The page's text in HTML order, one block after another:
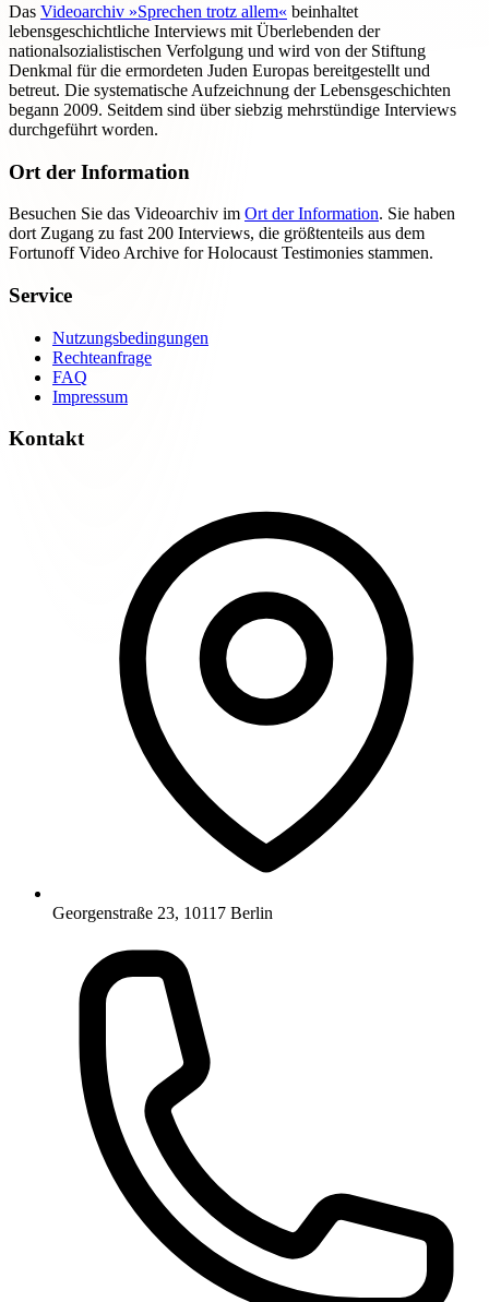
Das Videoarchiv »Sprechen trotz allem« beinhaltet
lebensgeschichtliche Interviews mit Überlebenden der
nationalsozialistischen Verfolgung und wird von der Stiftung
Denkmal für die ermordeten Juden Europas bereitgestellt und
betreut. Die systematische Aufzeichnung der Lebensgeschichten
begann 2009. Seitdem sind über siebzig mehrstündige Interviews
durchgeführt worden.
Ort der Information
Besuchen Sie das Videoarchiv im Ort der Information. Sie haben
dort Zugang zu fast 200 Interviews, die größtenteils aus dem
Fortunoff Video Archive for Holocaust Testimonies stammen.
Service
Nutzungsbedingungen
Rechteanfrage
FAQ
Impressum
Kontakt
Georgenstraße 23, 10117 Berlin